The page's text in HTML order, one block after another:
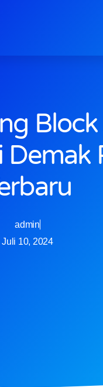
Demak
admin
Juli 10, 2024